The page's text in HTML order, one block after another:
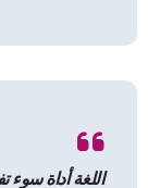
اللغة أداة سوء